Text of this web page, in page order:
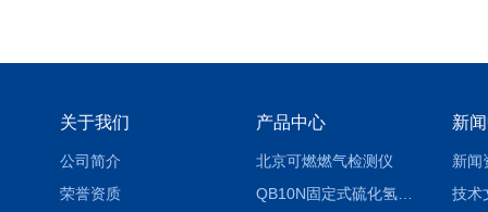
关于我们
公司简介
荣誉资质
产品中心
北京可燃燃气检测仪
QB10N固定式硫化氢气体检测仪H2S气体泄漏探头
新
新闻
技术